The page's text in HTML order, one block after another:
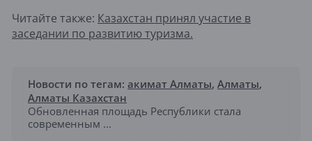
Читайте также: Казахстан принял участие в
заседании по развитию туризма.
Новости по тегам: акимат Алматы, Алматы,
Алматы Казахстан
Обновленная площадь Республики стала
современным ...